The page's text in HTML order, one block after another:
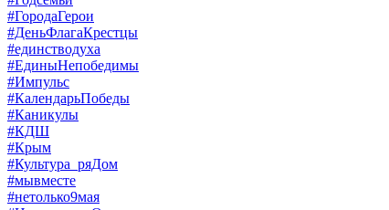
#ГородаГерои
#ДеньФлагаКрестцы
#единстводуха
#ЕдиныНепобедимы
#Импульс
#КалендарьПобеды
#Каникулы
#КДШ
#Крым
#Культура_ряДом
#мывместе
#нетолько9мая